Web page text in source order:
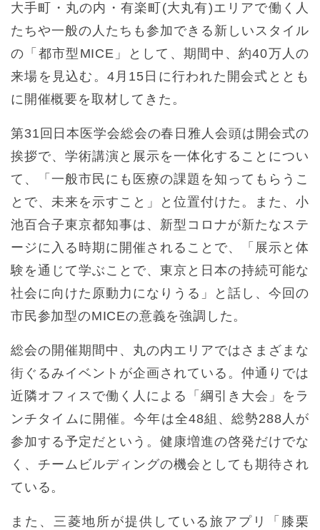
大手町・丸の内・有楽町(大丸有)エリアで働く人
たちや一般の人たちも参加できる新しいスタイル
の「都市型MICE」として、期間中、約40万人の
来場を見込む。4月15日に行われた開会式ととも
に開催概要を取材してきた。
第31回日本医学会総会の春日雅人会頭は開会式の
挨拶で、学術講演と展示を一体化することについ
て、「一般市民にも医療の課題を知ってもらうこ
とで、未来を示すこと」と位置付けた。また、小
池百合子東京都知事は、新型コロナが新たなステ
ージに入る時期に開催されることで、「展示と体
験を通じて学ぶことで、東京と日本の持続可能な
社会に向けた原動力になりうる」と話し、今回の
市民参加型のMICEの意義を強調した。
総会の開催期間中、丸の内エリアではさまざまな
街ぐるみイベントが企画されている。仲通りでは
近隣オフィスで働く人による「綱引き大会」をラ
ンチタイムに開催。今年は全48組、総勢288人が
参加する予定だという。健康増進の啓発だけでな
く、チームビルディングの機会としても期待され
ている。
また、三菱地所が提供している旅アプリ「膝栗